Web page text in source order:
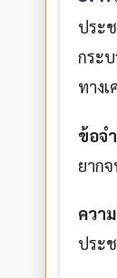
ประ
กระ
ทาง
ข้อจ
ยาก
ควา
ประ